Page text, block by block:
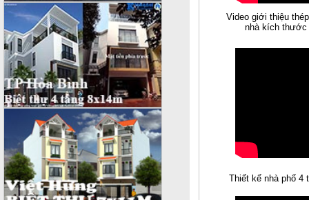
Video giới thiệu
nhà kích thước
Thiết kế nhà phố 4